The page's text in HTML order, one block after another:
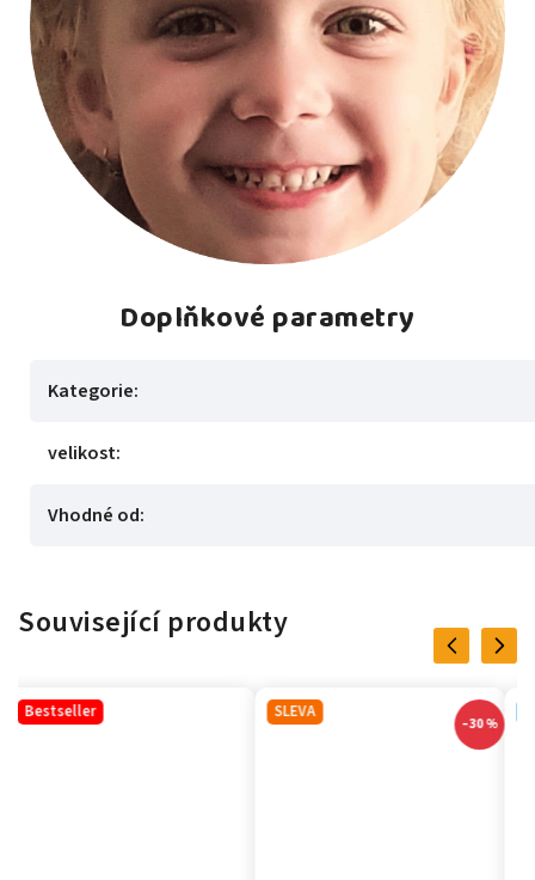
Doplňkové parametry
Kategorie:
velikost:
Vhodné od:
Související produkty
Previous
SLEVA Novinka
Next